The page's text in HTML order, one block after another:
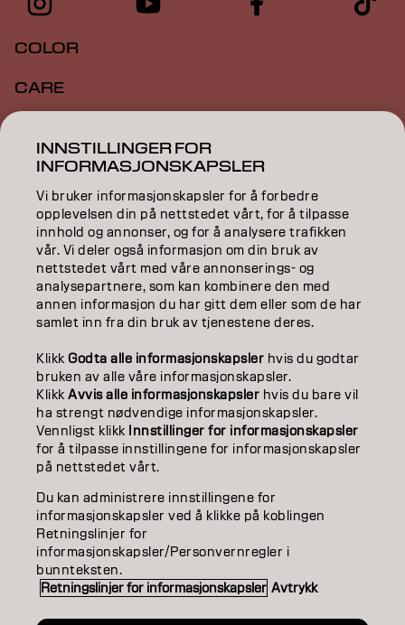
COLOR
CARE
STYLING
INSPIRATION
EDUCATION
ABOUT
SALON FINDER
BECOME A PARTNER
CONTACT US
ImprintPrivacy Policy Cookie Policy
Accessibility
NO | Norweian
INNSTILLINGER FOR
INFORMASJONSKAPSLER
Vi bruker informasjonskapsler for å forbedre
opplevelsen din på nettstedet vårt, for å tilpasse
innhold og annonser, og for å analysere trafikken
vår. Vi deler også informasjon om din bruk av
nettstedet vårt med våre annonserings- og
analysepartnere, som kan kombinere den med
annen informasjon du har gitt dem eller som de har
samlet inn fra din bruk av tjenestene deres.
KlikkGodta alle informasjonskapsler hvis du godtar
bruken av alle våre informasjonskapsler.
KlikkAvvis alle informasjonskapsler hvis du bare vil
ha strengt nødvendige informasjonskapsler.
Vennligst klikk Innstillinger for informasjonskapsler
for å tilpasse innstillingene for informasjonskapsler
på nettstedet vårt.
Du kan administrere innstillingene for
informasjonskapsler ved å klikke på koblingen
Retningslinjer for
informasjonskapsler/Personvernregler i
bunnteksten.
Retningslinjer for informasjonskapsler Avtrykk